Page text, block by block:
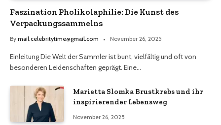
Faszination Pholikolaphilie: Die Kunst des
Verpackungssammelns
By mail.celebritytime@gmail.com November 26, 2025
Einleitung Die Welt der Sammler ist bunt, vielfältig und oft von
besonderen Leidenschaften geprägt. Eine…
Marietta Slomka Brustkrebs und ihr
inspirierender Lebensweg
November 26, 2025